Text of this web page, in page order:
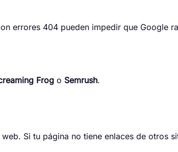
errores 404 pueden impedir que Google
Frog o Semrush.
Si tu página no tiene enlaces de otros